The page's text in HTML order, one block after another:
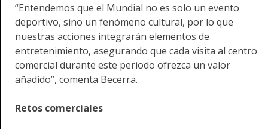
“Entendemos que el Mundial no es solo un evento
deportivo, sino un fenómeno cultural, por lo que
nuestras acciones integrarán elementos de
entretenimiento, asegurando que cada visita al centro
comercial durante este periodo ofrezca un valor
añadido”, comenta Becerra.
Retos comerciales